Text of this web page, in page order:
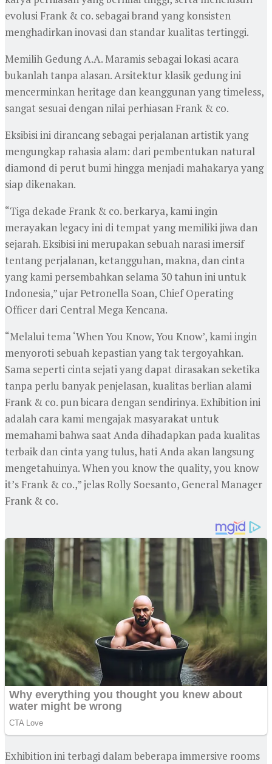
evolusi Frank & co. sebagai brand yang konsisten
menghadirkan inovasi dan standar kualitas tertinggi.
Memilih Gedung A.A. Maramis sebagai lokasi acara
bukanlah tanpa alasan. Arsitektur klasik gedung ini
mencerminkan heritage dan keanggunan yang timeless,
sangat sesuai dengan nilai perhiasan Frank & co.
Eksibisi ini dirancang sebagai perjalanan artistik yang
mengungkap rahasia alam: dari pembentukan natural
diamond di perut bumi hingga menjadi mahakarya yang
siap dikenakan.
“Tiga dekade Frank & co. berkarya, kami ingin
merayakan legacy ini di tempat yang memiliki jiwa dan
sejarah. Eksibisi ini merupakan sebuah narasi imersif
tentang perjalanan, ketangguhan, makna, dan cinta
yang kami persembahkan selama 30 tahun ini untuk
Indonesia,” ujar Petronella Soan, Chief Operating
Officer dari Central Mega Kencana.
“Melalui tema ‘When You Know, You Know’, kami ingin
menyoroti sebuah kepastian yang tak tergoyahkan.
Sama seperti cinta sejati yang dapat dirasakan seketika
tanpa perlu banyak penjelasan, kualitas berlian alami
Frank & co. pun bicara dengan sendirinya. Exhibition ini
adalah cara kami mengajak masyarakat untuk
memahami bahwa saat Anda dihadapkan pada kualitas
terbaik dan cinta yang tulus, hati Anda akan langsung
mengetahuinya. When you know the quality, you know
it’s Frank & co.,” jelas Rolly Soesanto, General Manager
Frank & co.
Exhibition ini terbagi dalam beberapa immersive rooms